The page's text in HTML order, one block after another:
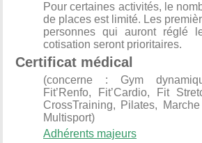
Pour certaines activités, le
de places est limité. Les
personnes qui auront réglé
cotisation seront prioritaires.
Certificat médical
(concerne : Gym
Fit’Renfo, Fit’Cardio, Fit
CrossTraining, Pilates,
Multisport)
Adhérents majeurs